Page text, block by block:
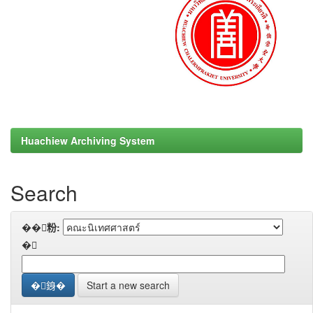
Huachiew Archiving System
Search
��粉:
�
Start a new search